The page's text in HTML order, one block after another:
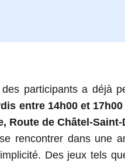
participants a déjà
entre 14h00 et
Route de Châtel-Saint-
rencontrer dans une
Des jeux tels